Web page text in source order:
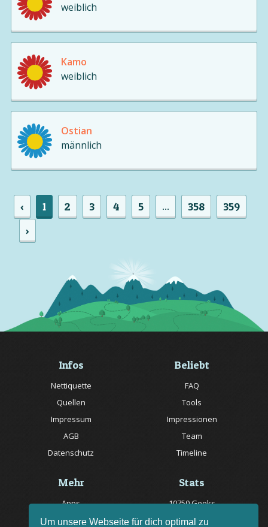
Um unsere Webseite für dich optimal zu
weiblich
Kamo
weiblich
Ostian
männlich
‹ 1 2 3 4 5 ... 358
359
›
Infos
Nettiquette
Quellen
Impressum
AGB
Datenschutz
Beliebt
FAQ
Tools
Impressionen
Team
Timeline
Mehr
Apps
Jobs
Stats
10750 Geeks
20057 Rätsel online